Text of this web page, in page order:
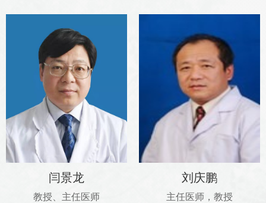
闫景龙
教授、主任医师
刘庆鹏
主任医师，教授